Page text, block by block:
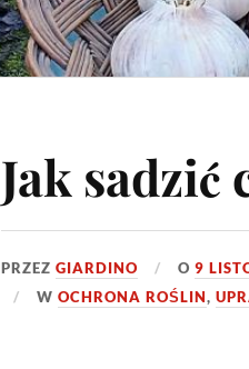
Jak sadzić
PRZEZGIARDINO O9
WOCHRONA ROŚLIN,